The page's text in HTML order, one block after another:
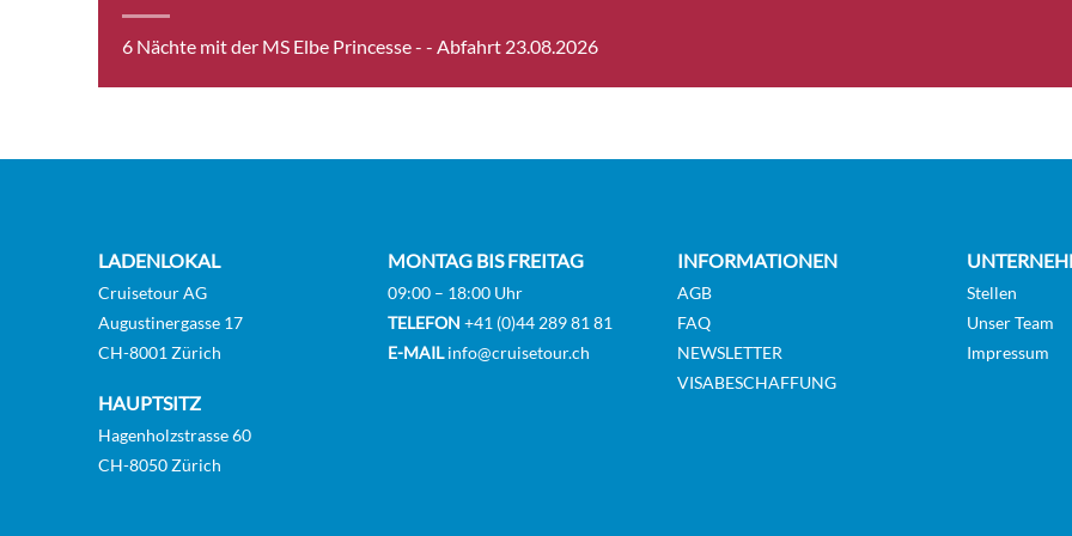
UPPER DECK 2 SEPARABLE BEDS CAT
B-[B_GLS_PS]
UPPER DECK 2 SEPARABLE BEDS CAT
C-[C_GLS_PS]
6 Nächte mit der MS Elbe Princesse - - Abfahrt 23.08.2026
LADENLOKAL
Cruisetour AG
Augustinergasse 17
CH-8001 Zürich
HAUPTSITZ
Hagenholzstrasse 60
CH-8050 Zürich
MONTAG BIS FREITAG
09:00 – 18:00 Uhr
TELEFON +41 (0)44 289 81 81
E-MAILinfo@cruisetour.ch
INFORMATIONEN
AGB
FAQ
NEWSLETTER
VISABESCHAFFUNG
Stellen
Unser Team
Impressum